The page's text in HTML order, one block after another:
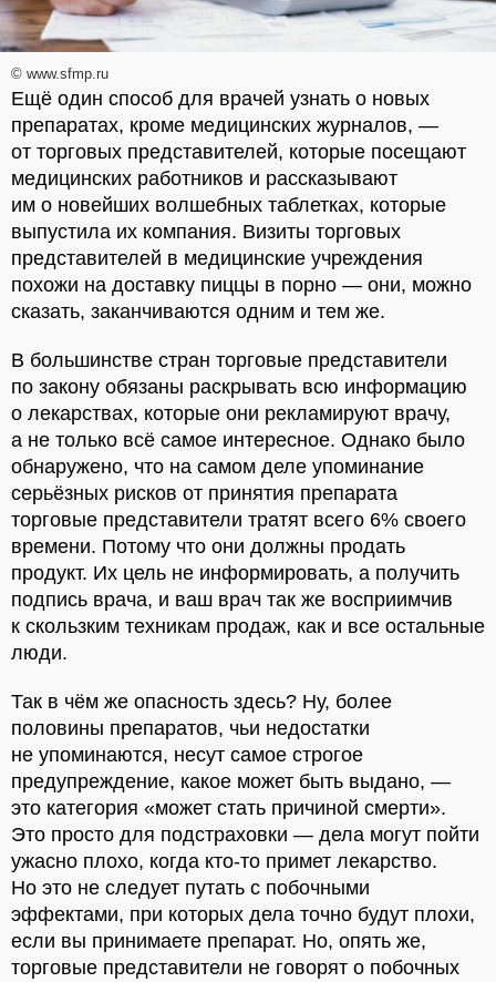
© www.sfmp.ru
Ещё один способ для врачей узнать о новых
препаратах, кроме медицинских журналов, —
от торговых представителей, которые посещают
медицинских работников и рассказывают
им о новейших волшебных таблетках, которые
выпустила их компания. Визиты торговых
представителей в медицинские учреждения
похожи на доставку пиццы в порно — они, можно
сказать, заканчиваются одним и тем же.
В большинстве стран торговые представители
по закону обязаны раскрывать всю информацию
о лекарствах, которые они рекламируют врачу,
а не только всё самое интересное. Однако было
обнаружено, что на самом деле упоминание
серьёзных рисков от принятия препарата
торговые представители тратят всего 6% своего
времени. Потому что они должны продать
продукт. Их цель не информировать, а получить
подпись врача, и ваш врач так же восприимчив
к скользким техникам продаж, как и все остальные
люди.
Так в чём же опасность здесь? Ну, более
половины препаратов, чьи недостатки
не упоминаются, несут самое строгое
предупреждение, какое может быть выдано, —
это категория «может стать причиной смерти».
Это просто для подстраховки — дела могут пойти
ужасно плохо, когда кто-то примет лекарство.
Но это не следует путать с побочными
эффектами, при которых дела точно будут плохи,
если вы принимаете препарат. Но, опять же,
торговые представители не говорят о побочных